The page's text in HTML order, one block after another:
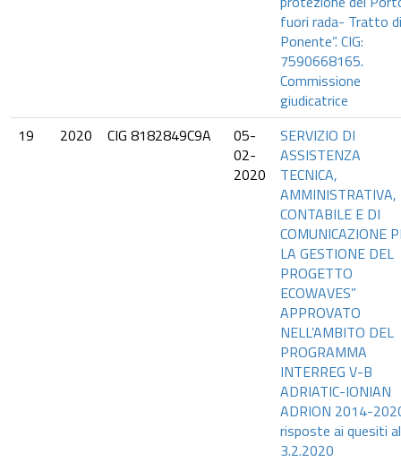
fuori rada- Tratto di
Ponente”. CIG:
7590668165.
Commissione
giudicatrice
19
2020 CIG 8182849C9A
05-
02-
2020
SERVIZIO DI
ASSISTENZA
TECNICA,
AMMINISTRATIVA,
CONTABILE E DI
COMUNICAZIONE
LA GESTIONE DEL
PROGETTO
ECOWAVES”
APPROVATO
NELL’AMBITO DEL
PROGRAMMA
INTERREG V-B
ADRIATIC-IONIAN
ADRION 2014-
risposte ai quesiti al
3.2.2020